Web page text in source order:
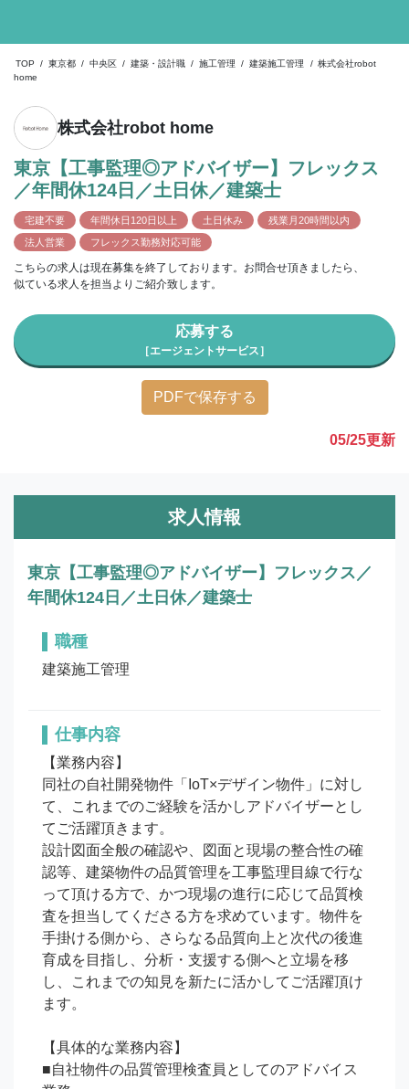
TOP / 東京都 / 中央区 / 建築・設計職 / 施工管理 / 建築施工管理 / 株式会社robot
home
株式会社robot home
東京【工事監理◎アドバイザー】フレックス
／年間休124日／土日休／建築士
宅建不要 年間休日120日以上 土日休み
残業月20時間以内
法人営業
フレックス勤務対応可能
こちらの求人は現在募集を終了しております。お問合せ頂きましたら、
似ている求人を担当よりご紹介致します。
応募する
［エージェントサービス］
PDFで保存する
05/25更新
求人情報
東京【工事監理◎アドバイザー】フレックス／
年間休124日／土日休／建築士
職種
建築施工管理
仕事内容
【業務内容】
同社の自社開発物件「IoT×デザイン物件」に対し
て、これまでのご経験を活かしアドバイザーとし
てご活躍頂きます。
設計図面全般の確認や、図面と現場の整合性の確
認等、建築物件の品質管理を工事監理目線で行な
って頂ける方で、かつ現場の進行に応じて品質検
査を担当してくださる方を求めています。物件を
手掛ける側から、さらなる品質向上と次代の後進
育成を目指し、分析・支援する側へと立場を移
し、これまでの知見を新たに活かしてご活躍頂け
ます。
【具体的な業務内容】
■自社物件の品質管理検査員としてのアドバイス